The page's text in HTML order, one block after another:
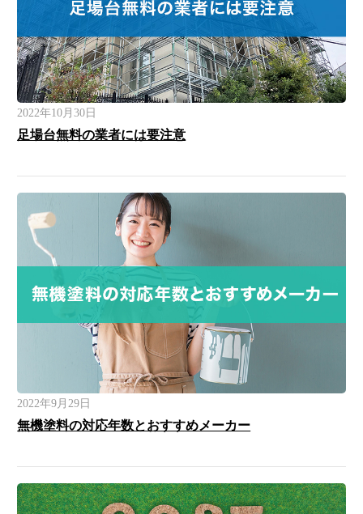
2022年10月30日
足場台無料の業者には要注意
2022年9月29日
無機塗料の対応年数とおすすめメーカー